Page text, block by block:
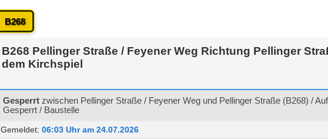
B268
B268 Pellinger Straße / Feyener Weg Richtung Pellinger
dem Kirchspiel
Gesperrt zwischen Pellinger Straße / Feyener Weg und Pellinger Straße (B268) /
Gesperrt / Baustelle
Gemeldet: 06:03 Uhr am 24.07.2026